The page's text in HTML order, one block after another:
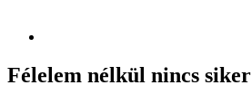
Félelem nélkül nincs siker